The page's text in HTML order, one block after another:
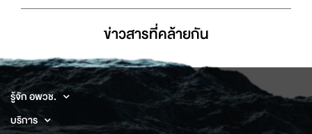
ข่าวสารที่่คล้ายกัน
รู้จัก อพวช.
บริการ